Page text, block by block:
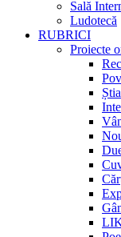
Sală
Ludotecă
RUBRICI
Proiecte